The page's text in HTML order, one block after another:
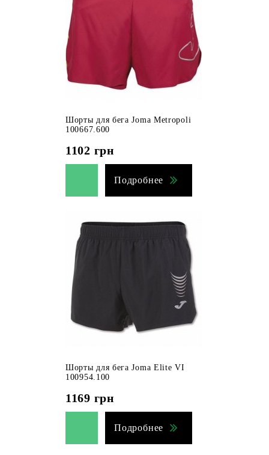
Шорты для бега Joma Metropoli
100667.600
1102 грн
Подробнее
Шорты для бега Joma Elite VI
100954.100
1169 грн
Подробнее